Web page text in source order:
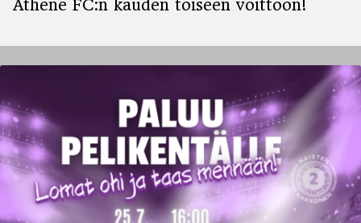
Athene FC:n kauden toiseen voittoon!